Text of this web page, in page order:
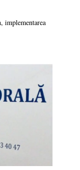
implementarea